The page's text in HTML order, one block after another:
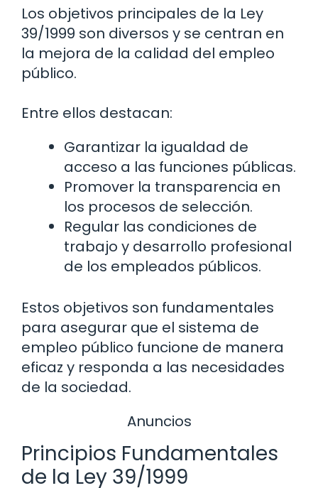
Los objetivos principales de la Ley
39/1999 son diversos y se centran en
la mejora de la calidad del empleo
público.
Entre ellos destacan:
Garantizar la igualdad de
acceso a las funciones públicas.
Promover la transparencia en
los procesos de selección.
Regular las condiciones de
trabajo y desarrollo profesional
de los empleados públicos.
Estos objetivos son fundamentales
para asegurar que el sistema de
empleo público funcione de manera
eficaz y responda a las necesidades
de la sociedad.
Anuncios
Principios Fundamentales
de la Ley 39/1999